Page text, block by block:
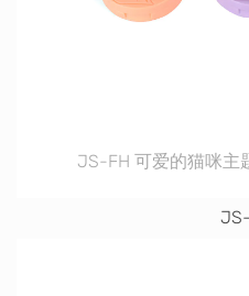
JS-FH 可爱的猫咪主